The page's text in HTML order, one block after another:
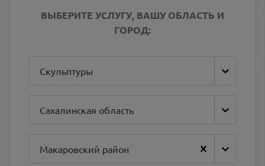
ВЫБЕРИТЕ УСЛУГУ, ВАШУ ОБЛАСТЬ И
ГОРОД:
Скульптуры
Сахалинская область
Макаровский район